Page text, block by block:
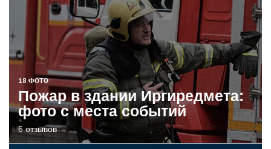
18 ФОТО
Пожар в здании Иргиредмета:
фото с места событий
6 отзывов